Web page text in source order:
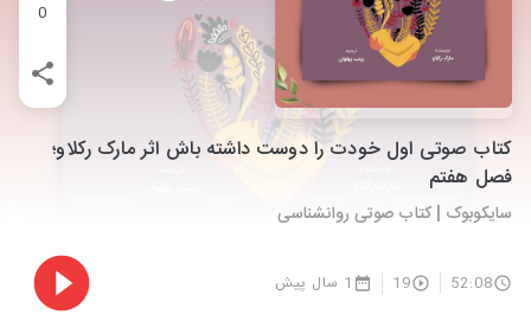
0
کتاب صوتی اول خودت را دوست داشته باش اثر مارک رکلاو؛
فصل هفتم
سایکوبوک | کتاب صوتی روانشناسی
52:08
19 1 سال پیش